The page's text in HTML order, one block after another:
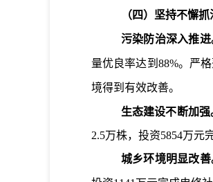
（四）坚持不懈
污染防治深入推进
量优良率达到 88%。严
境得到有效改善。
生态建设不断加强
2.5万株，投资5854万元
城乡环境明显改善